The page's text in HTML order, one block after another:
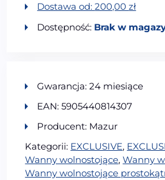
Dostawa od:200,00zł
Dostępność: Brak w
Gwarancja: 24 miesiące
EAN: 5905440814307
Producent: Mazur
Kategorii: EXCLUSIVE,
Wanny wolnostojące,Wanny
Wanny wolnostojące